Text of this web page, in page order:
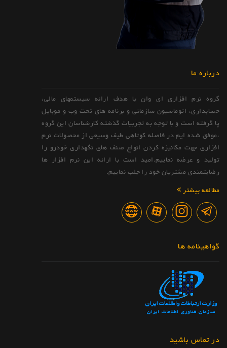
درباره ما
گروه نرم افزاری ای وان با هدف ارائه سیستمهای مالی،
حسابداری، اتوماسیون سازمانی و برنامه های تحت وب و موبایل
پا گرفته است و با توجه به تجربیات گذشته کارشناسان این گروه
،موفق شده ایم در فاصله کوتاهی طیف وسیعی از محصولات نرم
افزاری جهت مکانیزه کردن انواع صنف های نگهداری خودرو را
تولید و عرضه نماییم.امید است با ارائه این نرم افزار ها
رضایتمندی مشتریان خود را جلب نماییم.
مطالعه بیشتر
گواهینامه ها
در تماس باشید